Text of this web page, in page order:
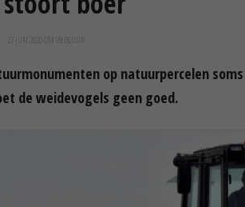
27 JUN 2020 OM 09:06
op natuurpercelen
de weidevogels geen goed.